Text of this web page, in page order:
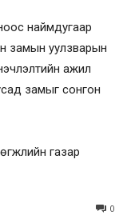
наймдугаар
замын уулзварын
ажил
замыг сонгон
газар
0